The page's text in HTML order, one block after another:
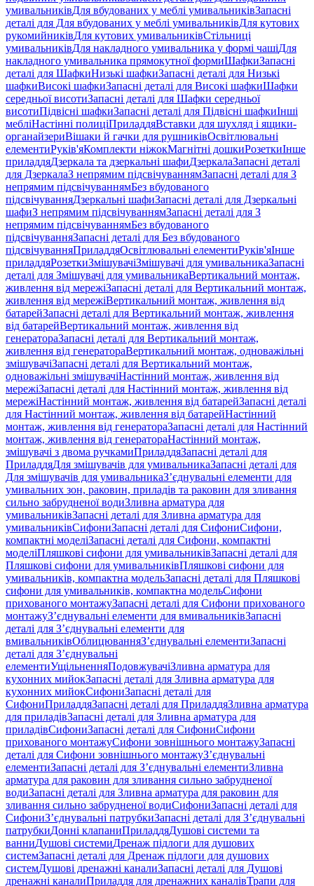
умивальниківДля вбудованих у меблі умивальниківЗапасні
деталі для Для вбудованих у меблі умивальниківДля кутових
рукомийниківДля кутових умивальниківСтільниці
умивальниківДля накладного умивальника у формі чашіДля
накладного умивальника прямокутної формиШафкиЗапасні
деталі для ШафкиНизькі шафкиЗапасні деталі для Низькі
шафкиВисокі шафкиЗапасні деталі для Високі шафкиШафки
середньої висотиЗапасні деталі для Шафки середньої
висотиПідвісні шафкиЗапасні деталі для Підвісні шафкиІнші
мебліНастінні полиціПриладдяВставки для шухляд і ящики-
органайзериВішаки й гачки для рушниківОсвітлювальні
елементиРуків'яКомплекти ніжокМагнітні дошкиРозеткиІнше
приладдяДзеркала та дзеркальні шафиДзеркалаЗапасні деталі
для ДзеркалаЗ непрямим підсвічуваннямЗапасні деталі для З
непрямим підсвічуваннямБез вбудованого
підсвічуванняДзеркальні шафиЗапасні деталі для Дзеркальні
шафиЗ непрямим підсвічуваннямЗапасні деталі для З
непрямим підсвічуваннямБез вбудованого
підсвічуванняЗапасні деталі для Без вбудованого
підсвічуванняПриладдяОсвітлювальні елементиРуків'яІнше
приладдяРозеткиЗмішувачіЗмішувачі для умивальникаЗапасні
деталі для Змішувачі для умивальникаВертикальний монтаж,
живлення від мережіЗапасні деталі для Вертикальний монтаж,
живлення від мережіВертикальний монтаж, живлення від
батарейЗапасні деталі для Вертикальний монтаж, живлення
від батарейВертикальний монтаж, живлення від
генератораЗапасні деталі для Вертикальний монтаж,
живлення від генератораВертикальний монтаж, одноважільні
змішувачіЗапасні деталі для Вертикальний монтаж,
одноважільні змішувачіНастінний монтаж, живлення від
мережіЗапасні деталі для Настінний монтаж, живлення від
мережіНастінний монтаж, живлення від батарейЗапасні деталі
для Настінний монтаж, живлення від батарейНастінний
монтаж, живлення від генератораЗапасні деталі для Настінний
монтаж, живлення від генератораНастінний монтаж,
змішувачі з двома ручкамиПриладдяЗапасні деталі для
ПриладдяДля змішувачів для умивальникаЗапасні деталі для
Для змішувачів для умивальникаЗ’єднувальні елементи для
умивальних зон, раковин, приладів та раковин для зливання
сильно забрудненої водиЗливна арматура для
умивальниківЗапасні деталі для Зливна арматура для
умивальниківСифониЗапасні деталі для СифониСифони,
компактні моделіЗапасні деталі для Сифони, компактні
моделіПляшкові сифони для умивальниківЗапасні деталі для
Пляшкові сифони для умивальниківПляшкові сифони для
умивальників, компактна модельЗапасні деталі для Пляшкові
сифони для умивальників, компактна модельСифони
прихованого монтажуЗапасні деталі для Сифони прихованого
монтажуЗ’єднувальні елементи для вмивальниківЗапасні
деталі для З’єднувальні елементи для
вмивальниківОблицюванняЗ’єднувальні елементиЗапасні
деталі для З’єднувальні
елементиУщільненняПодовжувачіЗливна арматура для
кухонних мийокЗапасні деталі для Зливна арматура для
кухонних мийокСифониЗапасні деталі для
СифониПриладдяЗапасні деталі для ПриладдяЗливна арматура
для приладівЗапасні деталі для Зливна арматура для
приладівСифониЗапасні деталі для СифониСифони
прихованого монтажуСифони зовнішнього монтажуЗапасні
деталі для Сифони зовнішнього монтажуЗ’єднувальні
елементиЗапасні деталі для З’єднувальні елементиЗливна
арматура для раковин для зливання сильно забрудненої
водиЗапасні деталі для Зливна арматура для раковин для
зливання сильно забрудненої водиСифониЗапасні деталі для
СифониЗ’єднувальні патрубкиЗапасні деталі для З’єднувальні
патрубкиДонні клапаниПриладдяДушові системи та
ванниДушові системиДренаж підлоги для душових
системЗапасні деталі для Дренаж підлоги для душових
системДушові дренажні каналиЗапасні деталі для Душові
дренажні каналиПриладдя для дренажних каналівТрапи для